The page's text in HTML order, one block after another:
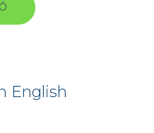
VERBALER
FÄHIGKEITSTEST
English